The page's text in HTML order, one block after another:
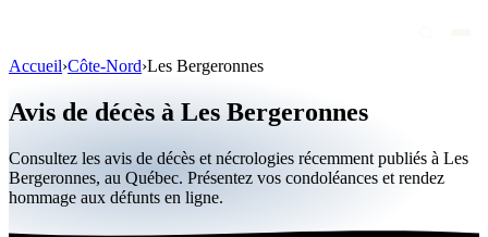
Personnalités publiques
Québec
Canada
Accueil›Côte-Nord›Les Bergeronnes
Avis de décès à Les Bergeronnes
Consultez les avis de décès et nécrologies récemment publiés à Les
Bergeronnes, au Québec. Présentez vos condoléances et rendez
hommage aux défunts en ligne.